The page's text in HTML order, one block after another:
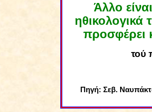
Άλλο
ηθικολογικά
προσφέρει
τού
Πηγή: Σεβ.